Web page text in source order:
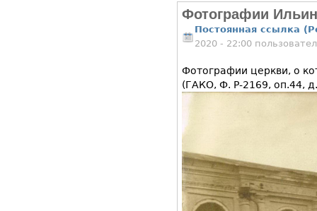
Фотографии
Постоянная ссылка
2020 - 22:00
Фотографии церкви, о
(ГАКО, Ф. Р-2169, оп.44,